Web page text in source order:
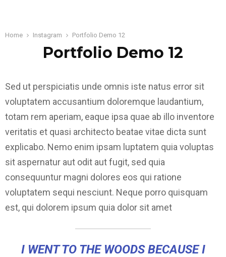
Home Instagram Portfolio Demo 12
Portfolio Demo 12
Sed ut perspiciatis unde omnis iste natus error sit
voluptatem accusantium doloremque laudantium,
totam rem aperiam, eaque ipsa quae ab illo inventore
veritatis et quasi architecto beatae vitae dicta sunt
explicabo. Nemo enim ipsam luptatem quia voluptas
sit aspernatur aut odit aut fugit, sed quia
consequuntur magni dolores eos qui ratione
voluptatem sequi nesciunt. Neque porro quisquam
est, qui dolorem ipsum quia dolor sit amet
I WENT TO THE WOODS BECAUSE I